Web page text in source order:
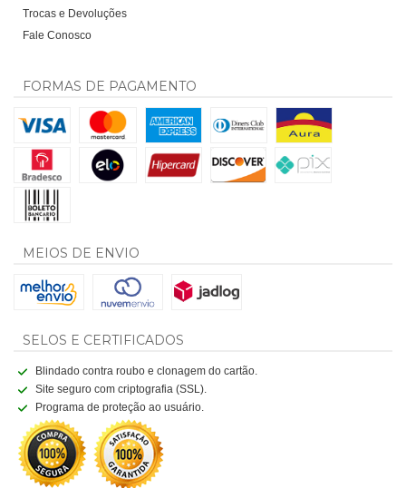
Trocas e Devoluções
Fale Conosco
FORMAS DE PAGAMENTO
MEIOS DE ENVIO
SELOS E CERTIFICADOS
Blindado contra roubo e clonagem do cartão.
Site seguro com criptografia (SSL).
Programa de proteção ao usuário.